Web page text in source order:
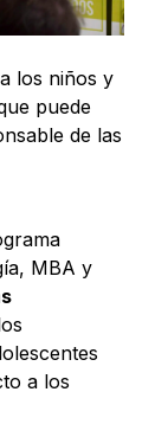
los niños y
puede
de las
MBA y
a los